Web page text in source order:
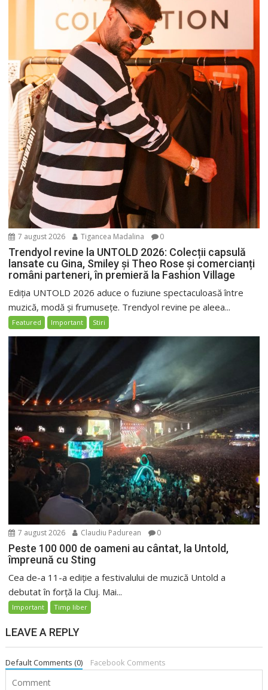
7 august 2026 Tigancea Madalina 0
Trendyol revine la UNTOLD 2026: Colecții capsulă
lansate cu Gina, Smiley și Theo Rose și comercianți
români parteneri, în premieră la Fashion Village
Ediția UNTOLD 2026 aduce o fuziune spectaculoasă între
muzică, modă și frumusețe. Trendyol revine pe aleea...
Featured Important Stiri
7 august 2026 Claudiu Padurean 0
Peste 100 000 de oameni au cântat, la Untold,
împreună cu Sting
Cea de-a 11-a ediție a festivalului de muzică Untold a
debutat în forță la Cluj. Mai...
Important Timp liber
LEAVE A REPLY
Default Comments (0) Facebook Comments